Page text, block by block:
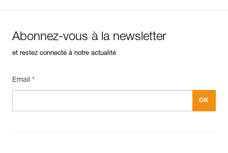
Abonnez-vous à la newsletter
et restez connecté à notre actualité
Email *